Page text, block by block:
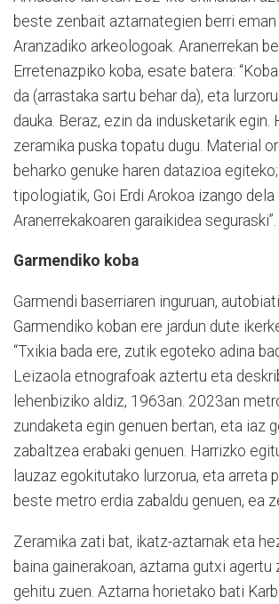
beste zenbait aztarnategien berri eman
Aranzadiko arkeologoak. Aranerrekan
Erretenazpiko koba, esate batera:
da (arrastaka sartu behar da), eta
dauka. Beraz, ezin da indusketarik egin.
zeramika puska topatu dugu. Material
beharko genuke haren datazioa
tipologiatik, Goi Erdi Arokoa izango dela
Aranerrekakoaren garaikidea seguraski”.
Garmendiko koba
Garmendi baserriaren inguruan,
Garmendiko koban ere jardun dute
“Txikia bada ere, zutik egoteko adina
Leizaola etnografoak aztertu eta
lehenbiziko aldiz, 1963an. 2023an
zundaketa egin genuen bertan, eta iaz
zabaltzea erabaki genuen. Harrizko
lauzaz egokitutako lurzorua, eta arreta
beste metro erdia zabaldu genuen, ea
Zeramika zati bat, ikatz-aztarnak eta
baina gainerakoan, aztarna gutxi
gehitu zuen. Aztarna horietako bati